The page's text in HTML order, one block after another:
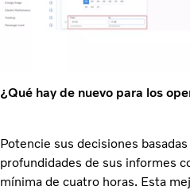
¿Qué hay de nuevo para los
Potencie sus decisiones
profundidades de sus informes
mínima de cuatro horas. Esta